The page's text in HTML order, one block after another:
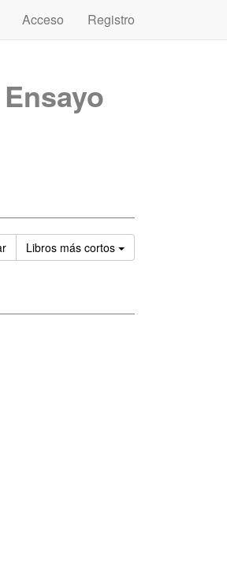
Acceso
Registro
Ensayo
Libros más cortos Ordenar